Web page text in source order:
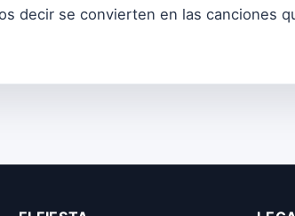
decir se convierten en las canciones